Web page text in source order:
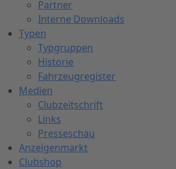
Partner
Interne Downloads
Typen
Typgruppen
Historie
Fahrzeugregister
Medien
Clubzeitschrift
Links
Presseschau
Anzeigenmarkt
Clubshop